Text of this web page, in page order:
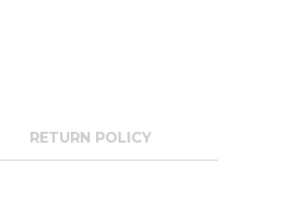
RETURN POLICY